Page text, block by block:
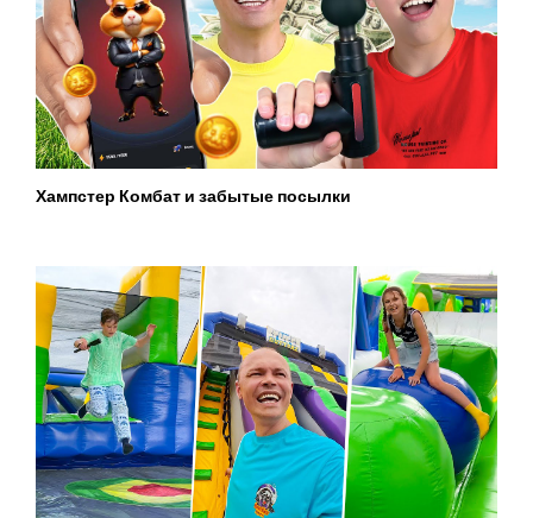
Хампстер Комбат и забытые посылки